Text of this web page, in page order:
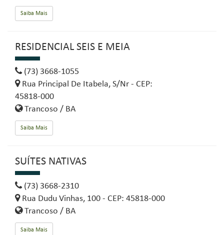
Saiba Mais
RESIDENCIAL SEIS E MEIA
(73) 3668-1055
Rua Principal De Itabela, S/Nr - CEP:
45818-000
Trancoso / BA
Saiba Mais
SUÍTES NATIVAS
(73) 3668-2310
Rua Dudu Vinhas, 100 - CEP: 45818-000
Trancoso / BA
Saiba Mais